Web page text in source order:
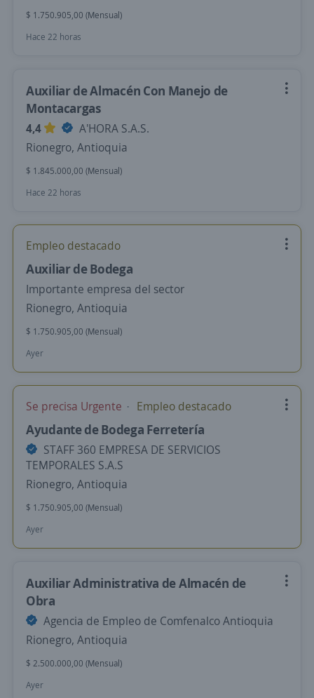
$ 1.750.905,00 (Mensual)
Hace 22 horas
Auxiliar de Almacén Con Manejo de
Montacargas
4,4
A'HORA S.A.S.
Rionegro, Antioquia
$ 1.845.000,00 (Mensual)
Hace 22 horas
Empleo destacado
Auxiliar de Bodega
Importante empresa del sector
Rionegro, Antioquia
$ 1.750.905,00 (Mensual)
Ayer
Se precisa Urgente Empleo destacado
Ayudante de Bodega Ferretería
STAFF 360 EMPRESA DE SERVICIOS
TEMPORALES S.A.S
Rionegro, Antioquia
$ 1.750.905,00 (Mensual)
Ayer
Auxiliar Administrativa de Almacén de
Obra
Agencia de Empleo de Comfenalco Antioquia
Rionegro, Antioquia
$ 2.500.000,00 (Mensual)
Ayer